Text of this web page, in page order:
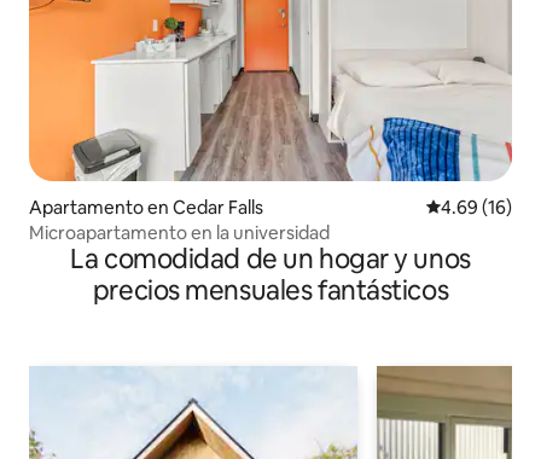
Apartamento en Cedar Falls Calificación
4.69 (16)
Microapartamento en la universidad
La comodidad de un hogar y unos
precios mensuales fantásticos